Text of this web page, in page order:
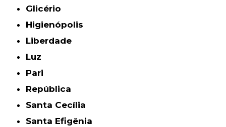
Glicério
Higienópolis
Liberdade
Luz
Pari
República
Santa Cecília
Santa Efigênia